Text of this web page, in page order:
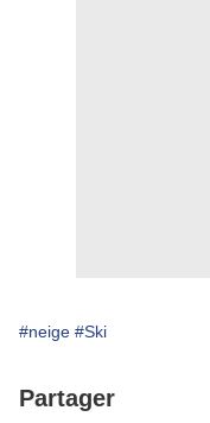
#neige #Ski
Partager